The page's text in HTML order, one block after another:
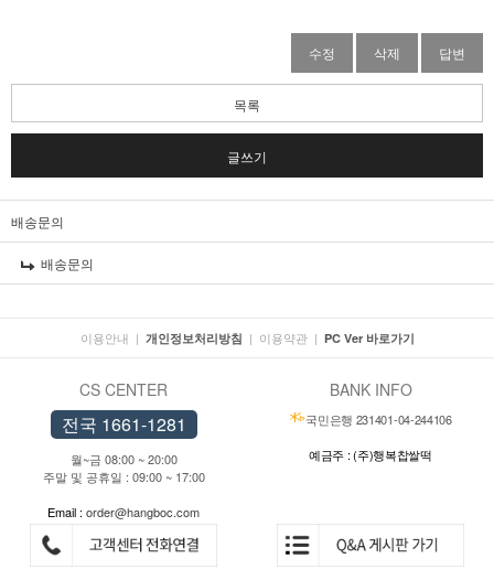
수정 삭제 답변
목록
글쓰기
배송문의
배송문의
이용안내 | 개인정보처리방침 | 이용약관 | PC Ver 바로가기
CS CENTER
전국 1661-1281
월~금 08:00 ~ 20:00
주말 및 공휴일 : 09:00 ~ 17:00
Email : order@hangboc.com
BANK INFO
국민은행 231401-04-244106
예금주 : (주)행복찹쌀떡